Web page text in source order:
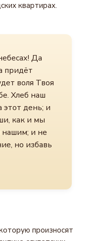
квартирах.
Да
придёт
воля Твоя
Хлеб наш
день; и
как и мы
и не
но избавь
произносят